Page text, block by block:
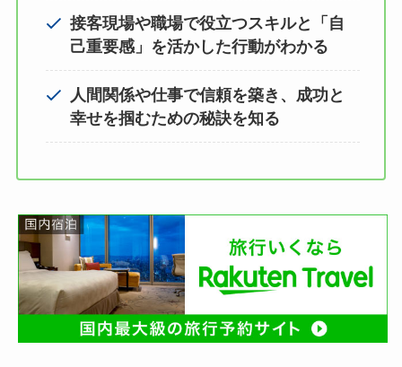
接客現場や職場で役立つスキルと「自
己重要感」を活かした行動がわかる
人間関係や仕事で信頼を築き、成功と
幸せを掴むための秘訣を知る